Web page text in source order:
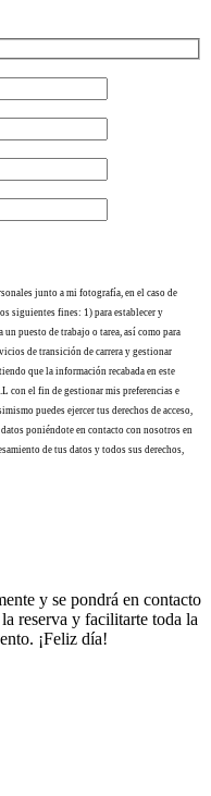
junto a mi fotografía, en el caso de
siguientes fines: 1) para establecer y
puesto de trabajo o tarea, así como para
de transición de carrera y gestionar
que la información recabada en este
con el fin de gestionar mis preferencias e
puedes ejercer tus derechos de acceso,
poniéndote en contacto con nosotros en
de tus datos y todos sus derechos,
y se pondrá en contacto
reserva y facilitarte toda la
¡Feliz día!